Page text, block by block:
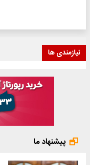
نیازمندی ها
پیشنهاد ما